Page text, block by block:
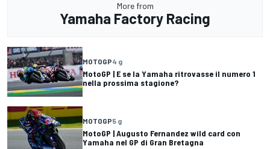
More from
Yamaha Factory Racing
MOTOGP4 g
MotoGP | E se la Yamaha ritrovasse il numero 1
nella prossima stagione?
MOTOGP5 g
MotoGP | Augusto Fernandez wild card con
Yamaha nel GP di Gran Bretagna